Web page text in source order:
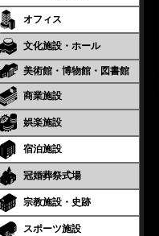
オフィス
文化施設・ホール
美術館・博物館・図書館
商業施設
娯楽施設
宿泊施設
冠婚葬祭式場
宗教施設・史跡
スポーツ施設